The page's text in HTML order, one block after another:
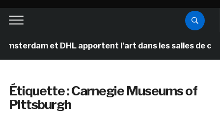
et DHL apportent l’art dans les salles de classe des
Étiquette :Carnegie Museums of
Pittsburgh